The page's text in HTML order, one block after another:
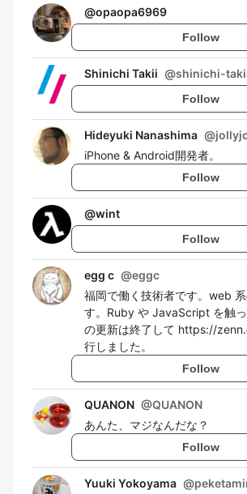
@opaopa6969
Follow
Shinichi Takii @shinichi-
Follow
Hideyuki Nanashima @
iPhone & Android開発者。
Follow
@wint
Follow
egg c @eggc
福岡で働く技術者です。web
す。Ruby や JavaScript を触
の更新は終了して https://
行しました。
Follow
QUANON @QUANON
あんた、マジなんだな？
Follow
Yuuki Yokoyama @